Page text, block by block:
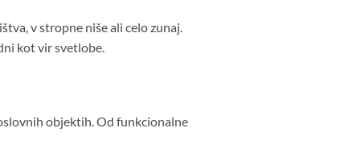
v stropne niše ali celo zunaj.
kot vir svetlobe.
objektih. Od funkcionalne